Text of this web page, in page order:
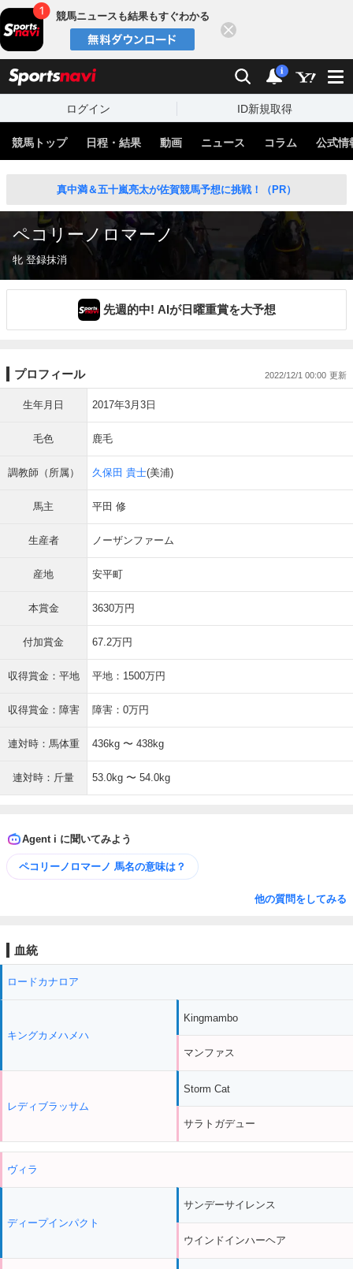
競馬ニュースも結果もすぐわかる
検索 通知
i
ログイン ID新規取得
競馬トップ 日程・結果 動画 ニュース コラム 公式情
真中満＆五十嵐亮太が佐賀競馬予想に挑戦！（PR）
ペコリーノロマーノ
牝 登録抹消
先週的中! AIが日曜重賞を大予想
プロフィール 2022/12/1 00:00
生年月日 2017年3月3日
毛色 鹿毛
調教師（所属） 久保田 貴士(美浦)
馬主 平田 修
生産者 ノーザンファーム
産地 安平町
本賞金 3630万円
付加賞金 67.2万円
収得賞金：平地 平地：1500万円
収得賞金：障害 障害：0万円
連対時：馬体重 436kg 〜 438kg
連対時：斤量 53.0kg 〜 54.0kg
Agent i に聞いてみよう
ペコリーノロマーノ 馬名の意味は？
他の質問をしてみる
血統
ロードカナロア
キングカメハメハ
レディブラッサム
Kingmambo
マンファス
Storm Cat
サラトガデュー
ヴィラ
ディープインパクト
サンデーサイレンス
ウインドインハーヘア